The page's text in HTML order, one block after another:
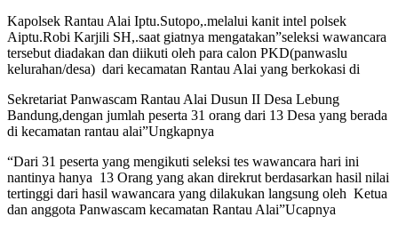
Kapolsek Rantau Alai Iptu.Sutopo,.melalui kanit intel polsek
Aiptu.Robi Karjili SH,.saat giatnya mengatakan”seleksi wawancara
tersebut diadakan dan diikuti oleh para calon PKD(panwaslu
kelurahan/desa) dari kecamatan Rantau Alai yang berkokasi di
Sekretariat Panwascam Rantau Alai Dusun II Desa Lebung
Bandung,dengan jumlah peserta 31 orang dari 13 Desa yang berada
di kecamatan rantau alai”Ungkapnya
“Dari 31 peserta yang mengikuti seleksi tes wawancara hari ini
nantinya hanya 13 Orang yang akan direkrut berdasarkan hasil nilai
tertinggi dari hasil wawancara yang dilakukan langsung oleh Ketua
dan anggota Panwascam kecamatan Rantau Alai”Ucapnya